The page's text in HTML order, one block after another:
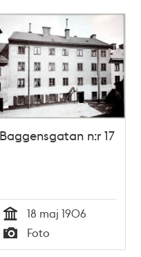
Baggensgatan n:r 17
Tid
18 maj 1906
Foto